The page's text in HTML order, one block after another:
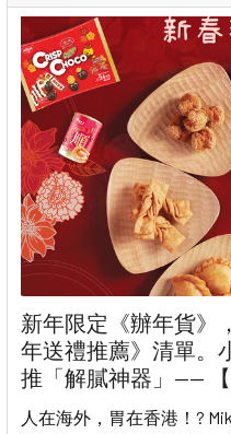
新年限定《辦年貨》
年送禮推薦》清單。
推「解膩神器」—— 【
人在海外，胃在香港！?